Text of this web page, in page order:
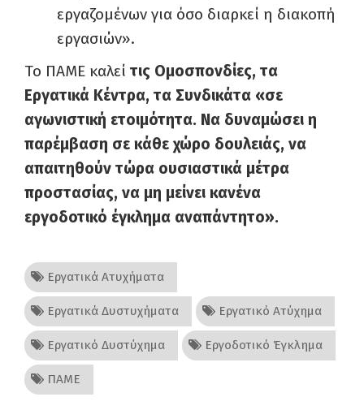
εργαζομένων για όσο διαρκεί η διακοπή
εργασιών».
Το ΠΑΜΕ καλείτις Ομοσπονδίες, τα
Εργατικά Κέντρα, τα Συνδικάτα «σε
αγωνιστική ετοιμότητα. Να δυναμώσει η
παρέμβαση σε κάθε χώρο δουλειάς, να
απαιτηθούν τώρα ουσιαστικά μέτρα
προστασίας, να μη μείνει κανένα
εργοδοτικό έγκλημα αναπάντητο».
Εργατικά Ατυχήματα
Εργατικά Δυστυχήματα Εργατικό Ατύχημα
Εργατικό Δυστύχημα Εργοδοτικό Έγκλημα
ΠΑΜΕ